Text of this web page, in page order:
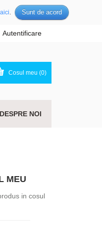
aici. Sunt de acord
Autentificare
Cosul meu (0)
DESPRE NOI
MEU
in cosul